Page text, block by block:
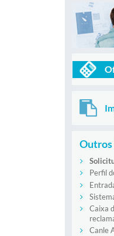
Outros
Perfil
Caixa
Canle